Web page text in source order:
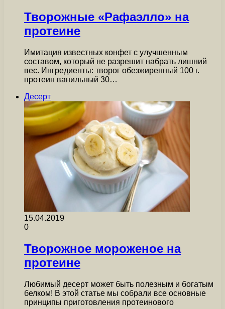
Творожные «Рафаэлло» на
протеине
Имитация известных конфет с улучшенным
составом, который не разрешит набрать лишний
вес. Ингредиенты: творог обезжиренный 100 г.
протеин ванильный 30…
Десерт
15.04.2019
0
Творожное мороженое на
протеине
Любимый десерт может быть полезным и богатым
белком! В этой статье мы собрали все основные
принципы приготовления протеинового